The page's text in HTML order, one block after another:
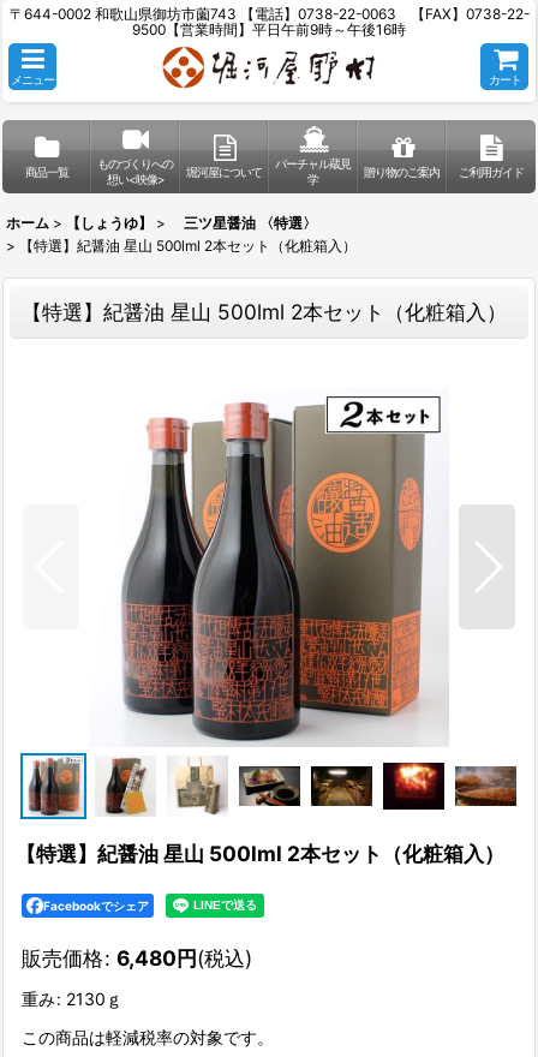
〒644-0002 和歌山県御坊市薗743 【電話】0738-22-0063 【FAX】0738-22-
9500【営業時間】平日午前9時～午後16時
メニュー カート
商品一覧
ものづくりへの
想い<映像>
堀河屋について
バーチャル蔵見
学
贈り物のご案内 ご利用ガイド
ホーム > 【しょうゆ】 >
三ツ星醤油 〈特選〉
>
【特選】紀醤油 星山 500lml 2本セット（化粧箱入）
【特選】紀醤油 星山 500lml 2本セット（化粧箱入）
【特選】紀醤油 星山 500lml 2本セット（化粧箱入）
Facebookでシェア
販売価格: 6,480円(税込)
重み: 2130ｇ
この商品は軽減税率の対象です。